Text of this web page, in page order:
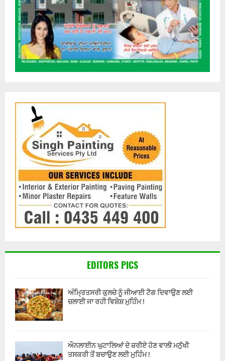
EDITORS PICS
ਅੰਮ੍ਰਿਤਸਰੀ ਕੁਲਚੇ ਨੂੰ ਜੀਆਈ ਟੈਗ ਦਿਵਾਉਣ ਲਈ
ਚਲਾਈ ਜਾ ਰਹੀ ਵਿਸ਼ੇਸ਼ ਮੁਹਿੰਮ !
ਔਨਲਾਈਨ ਘੁਟਾਲਿਆਂ ਦੇ ਜ਼ਰੀਏ ਹੋਣ ਵਾਲੀ ਮਨੁੱਖੀ
ਤਸਕਰੀ ਤੋਂ ਬਚਾਉਣ ਲਈ ਮੁਹਿੰਮ !